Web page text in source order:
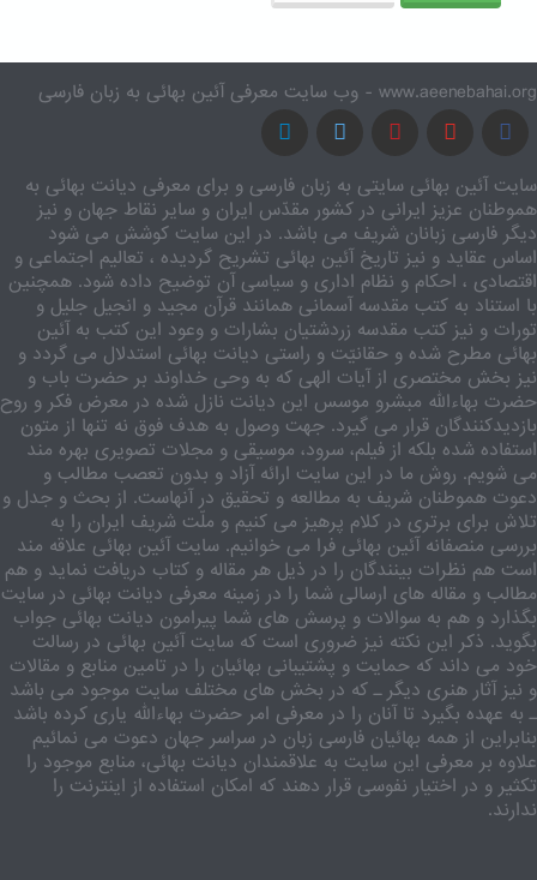
www.aeenebahai.org - وب سایت معرفی آئین بهائی به زبان فارسی
سایت آئین بهائی سایتی به زبان فارسی و برای معرفی دیانت بهائی به
هموطنان عزیز ایرانی در کشور مقدّس ایران و سایر نقاط جهان و نیز
دیگر فارسی زبانان شریف می باشد. در این سایت کوشش می شود
اساس عقاید و نیز تاریخ آئین بهائی تشریح گردیده ، تعالیم اجتماعی و
اقتصادی ، احکام و نظام اداری و سیاسی آن توضیح داده شود. همچنین
با استناد به کتب مقدسه آسمانی همانند قرآن مجید و انجیل جلیل و
تورات و نیز کتب مقدسه زردشتیان بشارات و وعود این کتب به آئین
بهائی مطرح شده و حقانیّت و راستی دیانت بهائی استدلال می گردد و
نیز بخش مختصری از آیات الهی که به وحی خداوند بر حضرت باب و
حضرت بهاءالله مبشرو موسس این دیانت نازل شده در معرض فکر و روح
بازدیدکنندگان قرار می گیرد. جهت وصول به هدف فوق نه تنها از متون
استفاده شده بلکه از فیلم، سرود، موسیقی و مجلات تصویری بهره مند
می شویم. روش ما در این سایت ارائه آزاد و بدون تعصب مطالب و
دعوت هموطنان شریف به مطالعه و تحقیق در آنهاست. از بحث و جدل و
تلاش برای برتری در کلام پرهیز می کنیم و ملّت شریف ایران را به
بررسی منصفانه آئین بهائی فرا می خوانیم. سایت آئین بهائی علاقه مند
است هم نظرات بینندگان را در ذیل هر مقاله و کتاب دریافت نماید و هم
مطالب و مقاله های ارسالی شما را در زمینه معرفی دیانت بهائی در سایت
بگذارد و هم به سوالات و پرسش های شما پیرامون دیانت بهائی جواب
بگوید. ذکر این نکته نیز ضروری است که سایت آئین بهائی در رسالت
خود می داند که حمایت و پشتیبانی بهائیان را در تامین منابع و مقالات
و نیز آثار هنری دیگر ـ که در بخش های مختلف سایت موجود می باشد
ـ به عهده بگیرد تا آنان را در معرفی امر حضرت بهاءالله یاری کرده باشد
بنابراین از همه بهائیان فارسی زبان در سراسر جهان دعوت می نمائیم
علاوه بر معرفی این سایت به علاقمندان دیانت بهائی، منابع موجود را
تکثیر و در اختیار نفوسی قرار دهند که امکان استفاده از اینترنت را
ندارند.